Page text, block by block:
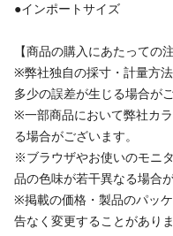
●インポートサイズ
【商品の購入にあたっての
※弊社独自の採寸・計量方
多少の誤差が生じる場合が
※一部商品において弊社カ
る場合がございます。
※ブラウザやお使いのモニ
品の色味が若干異なる場合が
※掲載の価格・製品のパッ
告なく変更することがあり